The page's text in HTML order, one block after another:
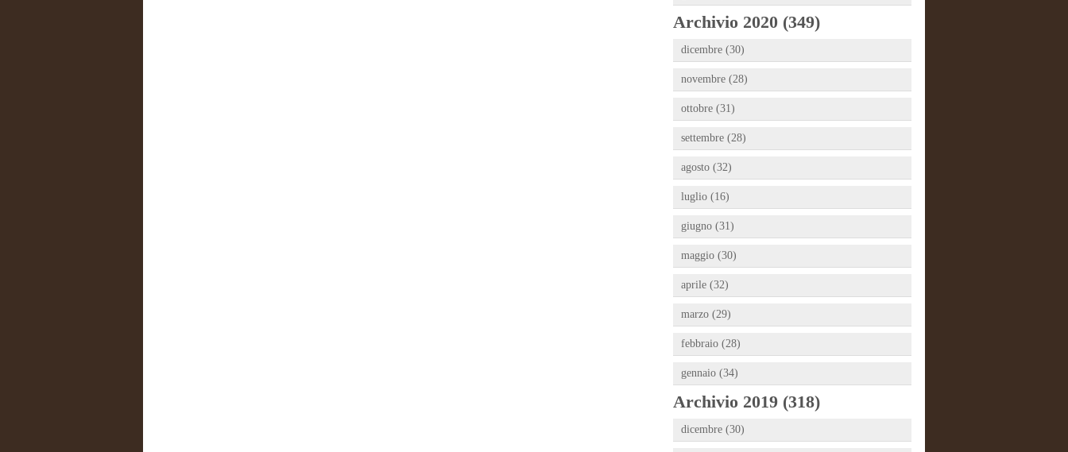
Archivio 2020 (349)
dicembre (30)
novembre (28)
ottobre (31)
settembre (28)
agosto (32)
luglio (16)
giugno (31)
maggio (30)
aprile (32)
marzo (29)
febbraio (28)
gennaio (34)
Archivio 2019 (318)
dicembre (30)